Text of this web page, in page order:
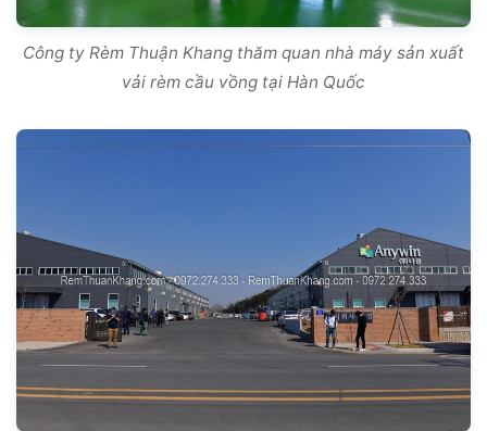
Công ty Rèm Thuận Khang thăm quan nhà máy sản xuất
vải rèm cầu vồng tại Hàn Quốc